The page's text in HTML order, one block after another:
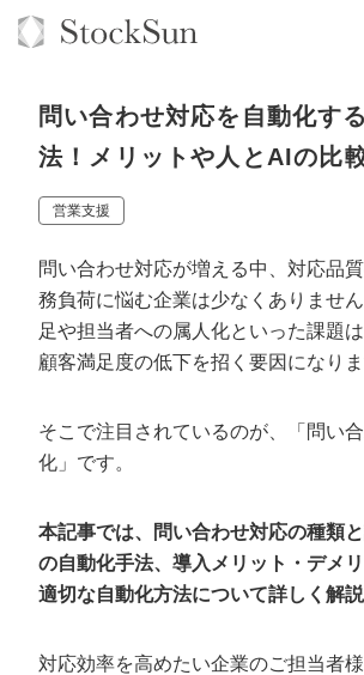
オーダーメイド支援
TOP
コンサルタント一覧
社内コンペ
BPO支援
定額制Webマーケティング代行『マキ
ん』
定額制採用代行・RPO『トルトルくん』
営業改善特化の動画制作『動画でカリト
ん』
定額LINE運用代行『LINEマキトルくん
オリジナルサービス
拡散付1日密着動画制作『まるごと社長
定額制LP制作・改善『最強LP』
採用YouTubeチャンネル構築『トリト
実績
お役立ち資料
オンラインサロン
StockSun道場
道場TOP
エンジニア
広告運用
YouTubeディレクター
年収エージェント
会社概要・役員紹介
問い合わせ対応を自動化す
法！メリットや人とAIの比
営業支援
問い合わせ対応が増える中、対応品
務負荷に悩む企業は少なくありませ
足や担当者への属人化といった課題
顧客満足度の低下を招く要因になりま
そこで注目されているのが、「問い
化」です。
本記事では、問い合わせ対応の種類
の自動化手法、導入メリット・デメ
適切な自動化方法について詳しく解説
対応効率を高めたい企業のご担当者